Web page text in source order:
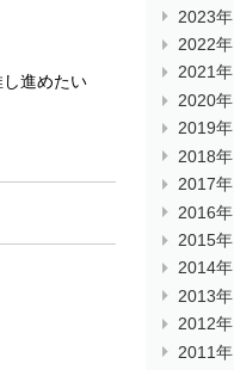
進めたい
2023年
2022年
2021年
2020年
2019年
2018年
2017年
2016年
2015年
2014年
2013年
2012年
2011年